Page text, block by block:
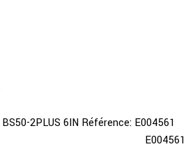
BS50-2PLUS 6IN Référence: E004561
E004561